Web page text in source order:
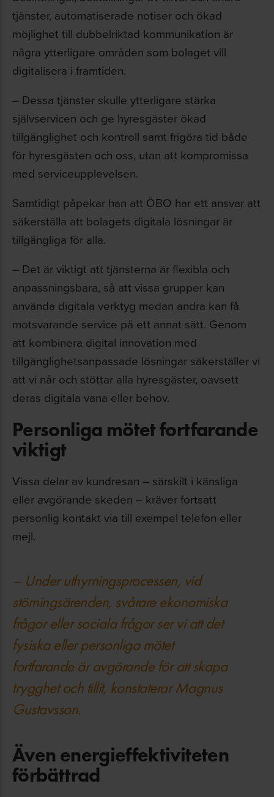
tjänster, automatiserade notiser och ökad
möjlighet till dubbelriktad kommunikation är
några ytterligare områden som bolaget vill
digitalisera i framtiden.
– Dessa tjänster skulle ytterligare stärka
självservicen och ge hyresgäster ökad
tillgänglighet och kontroll samt frigöra tid både
för hyresgästen och oss, utan att kompromissa
med serviceupplevelsen.
Samtidigt påpekar han att ÖBO har ett ansvar att
säkerställa att bolagets digitala lösningar är
tillgängliga för alla.
– Det är viktigt att tjänsterna är flexibla och
anpassningsbara, så att vissa grupper kan
använda digitala verktyg medan andra kan få
motsvarande service på ett annat sätt. Genom
att kombinera digital innovation med
tillgänglighetsanpassade lösningar säkerställer vi
att vi når och stöttar alla hyresgäster, oavsett
deras digitala vana eller behov.
Personliga mötet fortfarande
viktigt
Vissa delar av kundresan – särskilt i känsliga
eller avgörande skeden – kräver fortsatt
personlig kontakt via till exempel telefon eller
mejl.
– Under uthyrningsprocessen, vid
störningsärenden, svårare ekonomiska
frågor eller sociala frågor ser vi att det
fysiska eller personliga mötet
fortfarande är avgörande för att skapa
trygghet och tillit, konstaterar Magnus
Gustavsson.
Även energieffektiviteten
förbättrad